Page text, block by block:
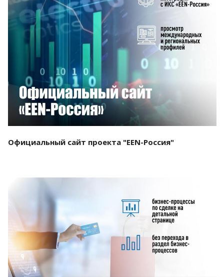
Смотреть проект
Официальный сайт проекта "EEN-Россия"